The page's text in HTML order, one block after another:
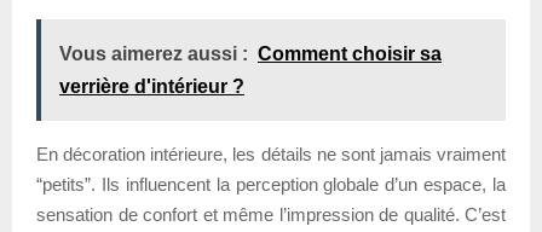
Vous aimerez aussi : Comment choisir sa
verrière d'intérieur ?
En décoration intérieure, les détails ne sont jamais vraiment
“petits”. Ils influencent la perception globale d’un espace, la
sensation de confort et même l’impression de qualité. C’est